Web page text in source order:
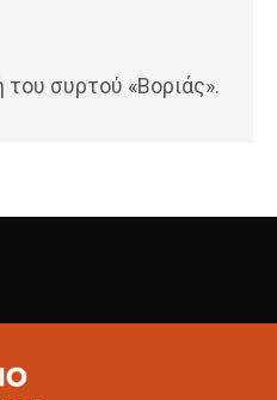
συρτού «Βοριάς».